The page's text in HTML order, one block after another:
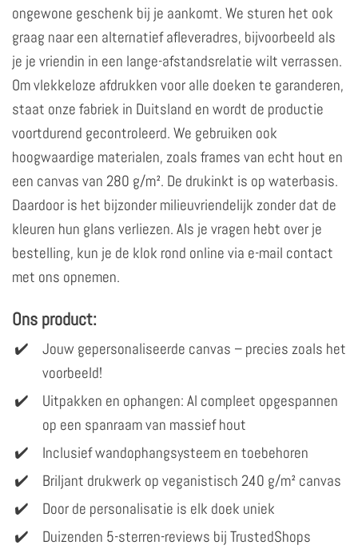
ongewone geschenk bij je aankomt. We sturen het ook
graag naar een alternatief afleveradres, bijvoorbeeld als
je je vriendin in een lange-afstandsrelatie wilt verrassen.
Om vlekkeloze afdrukken voor alle doeken te garanderen,
staat onze fabriek in Duitsland en wordt de productie
voortdurend gecontroleerd. We gebruiken ook
hoogwaardige materialen, zoals frames van echt hout en
een canvas van 280 g/m². De drukinkt is op waterbasis.
Daardoor is het bijzonder milieuvriendelijk zonder dat de
kleuren hun glans verliezen. Als je vragen hebt over je
bestelling, kun je de klok rond online via e-mail contact
met ons opnemen.
Ons product:
Jouw gepersonaliseerde canvas – precies zoals het
voorbeeld!
Uitpakken en ophangen: Al compleet opgespannen
op een spanraam van massief hout
Inclusief wandophangsysteem en toebehoren
Briljant drukwerk op veganistisch 240 g/m² canvas
Door de personalisatie is elk doek uniek
Duizenden 5-sterren-reviews bij TrustedShops